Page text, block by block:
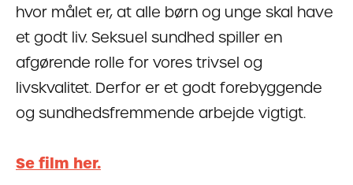
hvor målet er, at alle børn og unge skal have
et godt liv. Seksuel sundhed spiller en
afgørende rolle for vores trivsel og
livskvalitet. Derfor er et godt forebyggende
og sundhedsfremmende arbejde vigtigt.
Se film her.